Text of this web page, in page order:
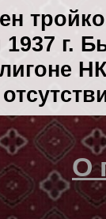
1937 г.
О